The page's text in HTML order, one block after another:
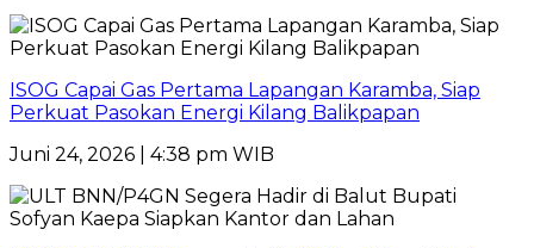
ISOG Capai Gas Pertama Lapangan Karamba, Siap
Perkuat Pasokan Energi Kilang Balikpapan
Juni 24, 2026 | 4:38 pm WIB